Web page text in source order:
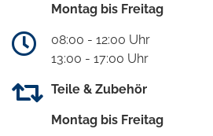
Montag bis Freitag
08:00 - 12:00 Uhr
13:00 - 17:00 Uhr
Teile & Zubehör
Montag bis Freitag